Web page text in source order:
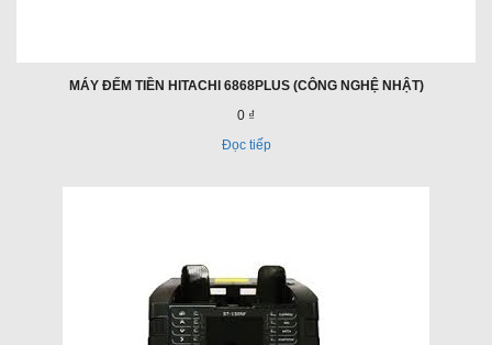
MÁY ĐẾM TIỀN HITACHI 6868PLUS (CÔNG NGHỆ NHẬT)
0 ₫
Đọc tiếp